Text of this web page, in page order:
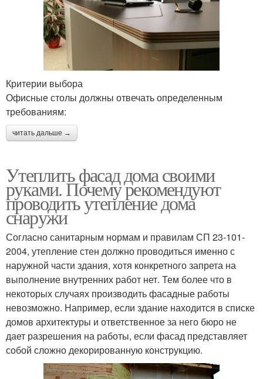
Критерии выбора
Офисные столы должны отвечать определенным
требованиям:
читать дальше →
Утеплить фасад дома своими
руками. Почему рекомендуют
проводить утепление дома
снаружи
Согласно санитарным нормам и правилам СП 23-101-
2004, утепление стен должно проводиться именно с
наружной части здания, хотя конкретного запрета на
выполнение внутренних работ нет. Тем более что в
некоторых случаях производить фасадные работы
невозможно. Например, если здание находится в списке
домов архитектуры и ответственное за него бюро не
дает разрешения на работы, если фасад представляет
собой сложно декорированную конструкцию.